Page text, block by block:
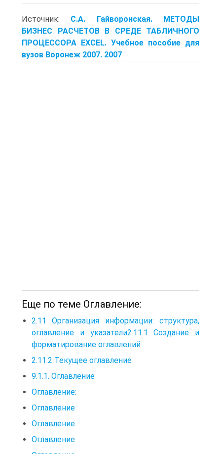
Источник: С.А. Гайворонская. МЕТОДЫ
БИЗНЕС РАСЧЕТОВ В СРЕДЕ ТАБЛИЧНОГО
ПРОЦЕССОРА EXCEL. Учебное пособие для
вузов Воронеж 2007. 2007
Еще по теме Оглавление:
2.11 Организация информации: структура,
оглавление и указатели2.11.1 Создание и
форматирование оглавлений
2.11.2 Текущее оглавление
9.1.1. Оглавление
Оглавление:
Оглавление
Оглавление
Оглавление